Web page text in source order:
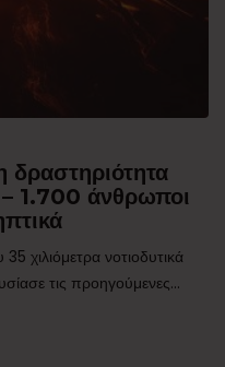
1.700 άνθρωποι
χιλιόμετρα νοτιοδυτικά
τις προηγούμενες...